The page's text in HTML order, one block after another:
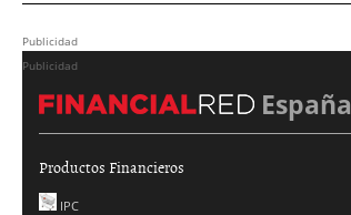
Publicidad
Publicidad
España
Productos Financieros
IPC